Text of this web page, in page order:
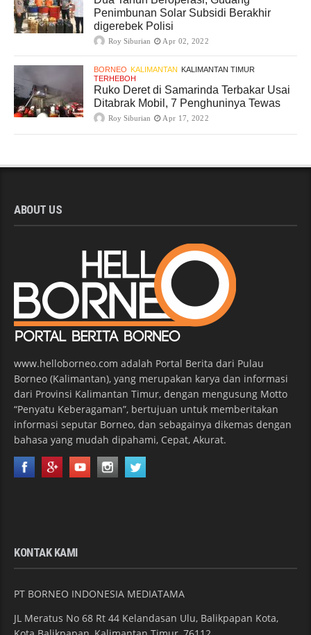
Penimbunan Solar Subsidi Berakhir
digerebek Polisi
Roy Siburian Apr 02, 2022
BORNEO KALIMANTAN KALIMANTAN TIMUR
TERHEBOH
Ruko Deret di Samarinda Terbakar Usai
Ditabrak Mobil, 7 Penghuninya Tewas
Roy Siburian Apr 17, 2022
ABOUT US
www.helloborneo.com adalah Portal Berita dari Pulau
Borneo (Kalimantan), yang merupakan karya dan informasi
dari Provinsi Kalimantan Timur, dengan mengusung Motto
“Penyatu Keberagaman”, bertujuan untuk memberitakan
informasi seputar Borneo, dan sebagainya dikemas dengan
bahasa yang mudah dipahami, Cepat, Akurat.
KONTAK KAMI
PT BORNEO INDONESIA MEDIATAMA
JL Meratus No 68 Rt 44 Kelandasan Ulu, Balikpapan Kota,